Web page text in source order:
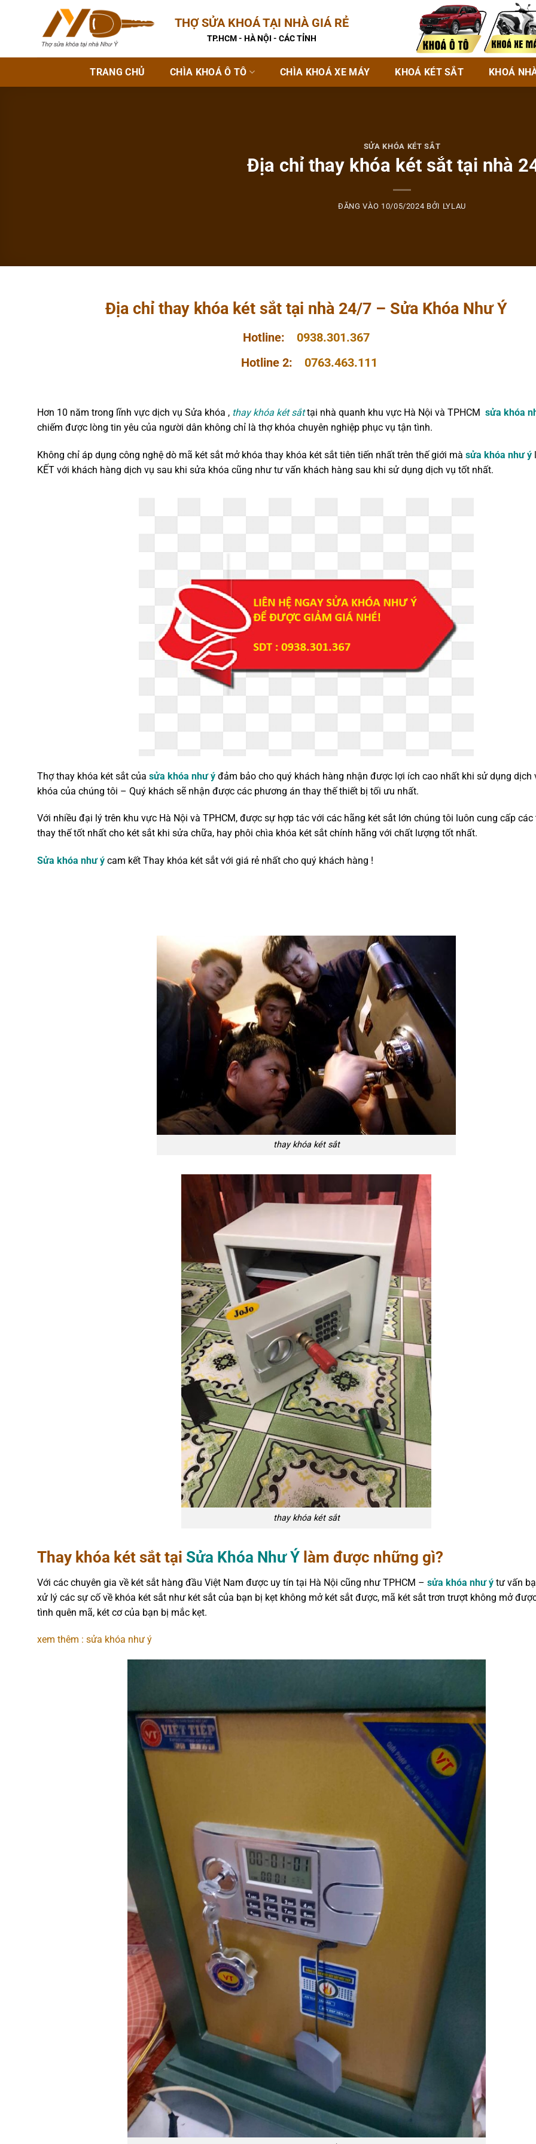
THỢ SỬA KHOÁ TẠI NHÀ GIÁ RẺ
TP.HCM - HÀ NỘI - CÁC TỈNH
TRANG CHỦ CHÌA KHOÁ Ô TÔ CHÌA KHOÁ XE MÁY KHOÁ KÉT SẮT KHOÁ
SỬA KHÓA KÉT SẮT
Địa chỉ thay khóa két sắt tại nhà
ĐĂNG VÀO 10/05/2024 BỞI LYLAU
Địa chỉ thay khóa két sắt tại nhà 24/7 – Sửa Khóa Như Ý
Hotline:
0938.301.367
Hotline 2:
0763.463.111
Hơn 10 năm trong lĩnh vực dịch vụ Sửa khóa , thay khóa két sắttại nhà quanh khu vực Hà Nội và TPHCM sửa khóa
chiếm được lòng tin yêu của người dân không chỉ là thợ khóa chuyên nghiệp phục vụ tận tình.
Không chỉ áp dụng công nghệ dò mã két sắt mở khóa thay khóa két sắt tiên tiến nhất trên thế giới mà sửa khóa như ý
KẾT với khách hàng dịch vụ sau khi sửa khóa cũng như tư vấn khách hàng sau khi sử dụng dịch vụ tốt nhất.
Thợ thay khóa két sắt của sửa khóa như ý đảm bảo cho quý khách hàng nhận được lợi ích cao nhất khi sử dụng dịch
khóa của chúng tôi – Quý khách sẽ nhận được các phương án thay thế thiết bị tối ưu nhất.
Với nhiều đại lý trên khu vực Hà Nội và TPHCM, được sự hợp tác với các hãng két sắt lớn chúng tôi luôn cung cấp các
thay thế tốt nhất cho két sắt khi sửa chữa, hay phôi chìa khóa két sắt chính hãng với chất lượng tốt nhất.
Sửa khóa như ý cam kết Thay khóa két sắt với giá rẻ nhất cho quý khách hàng !
thay khóa két sắt
thay khóa két sắt
Thay khóa két sắt tại Sửa Khóa NhưÝ làm được những gì?
Với các chuyên gia về két sắt hàng đầu Việt Nam được uy tín tại Hà Nội cũng như TPHCM – sửa khóa như ý tư vấn
xử lý các sự cố về khóa két sắt như két sắt của bạn bị kẹt không mở két sắt được, mã két sắt trơn trượt không mở
tình quên mã, két cơ của bạn bị mắc kẹt.
xem thêm : sửa khóa như ý